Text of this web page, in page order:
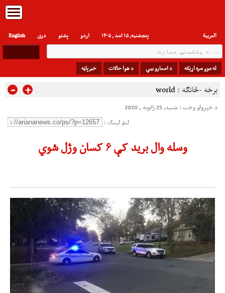
English دری پشتو العربیة اردو پنجشنبه, ۱۵ اسد , ۱۴۰۵
له موږ سره اړیکه د اسعارو بیې د هوا حالات خبرپاڼه
برخه -څانګه : world
- +
د خپرولو وخت : شنبه, 25 ژانویه , 2020
لنډ لینک :
وسله وال بريد کې ۶ کسان وژل شوي